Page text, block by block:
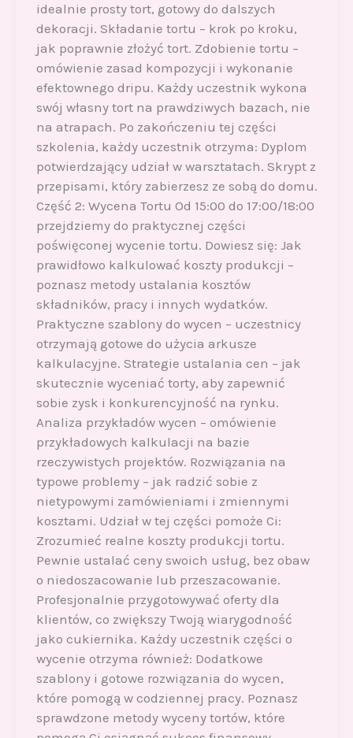
idealnie prosty tort, gotowy do dalszych
dekoracji. Składanie tortu – krok po kroku,
jak poprawnie złożyć tort. Zdobienie tortu –
omówienie zasad kompozycji i wykonanie
efektownego dripu. Każdy uczestnik wykona
swój własny tort na prawdziwych bazach, nie
na atrapach. Po zakończeniu tej części
szkolenia, każdy uczestnik otrzyma: Dyplom
potwierdzający udział w warsztatach. Skrypt z
przepisami, który zabierzesz ze sobą do domu.
Część 2: Wycena Tortu Od 15:00 do 17:00/18:00
przejdziemy do praktycznej części
poświęconej wycenie tortu. Dowiesz się: Jak
prawidłowo kalkulować koszty produkcji –
poznasz metody ustalania kosztów
składników, pracy i innych wydatków.
Praktyczne szablony do wycen – uczestnicy
otrzymają gotowe do użycia arkusze
kalkulacyjne. Strategie ustalania cen – jak
skutecznie wyceniać torty, aby zapewnić
sobie zysk i konkurencyjność na rynku.
Analiza przykładów wycen – omówienie
przykładowych kalkulacji na bazie
rzeczywistych projektów. Rozwiązania na
typowe problemy – jak radzić sobie z
nietypowymi zamówieniami i zmiennymi
kosztami. Udział w tej części pomoże Ci:
Zrozumieć realne koszty produkcji tortu.
Pewnie ustalać ceny swoich usług, bez obaw
o niedoszacowanie lub przeszacowanie.
Profesjonalnie przygotowywać oferty dla
klientów, co zwiększy Twoją wiarygodność
jako cukiernika. Każdy uczestnik części o
wycenie otrzyma również: Dodatkowe
szablony i gotowe rozwiązania do wycen,
które pomogą w codziennej pracy. Poznasz
sprawdzone metody wyceny tortów, które